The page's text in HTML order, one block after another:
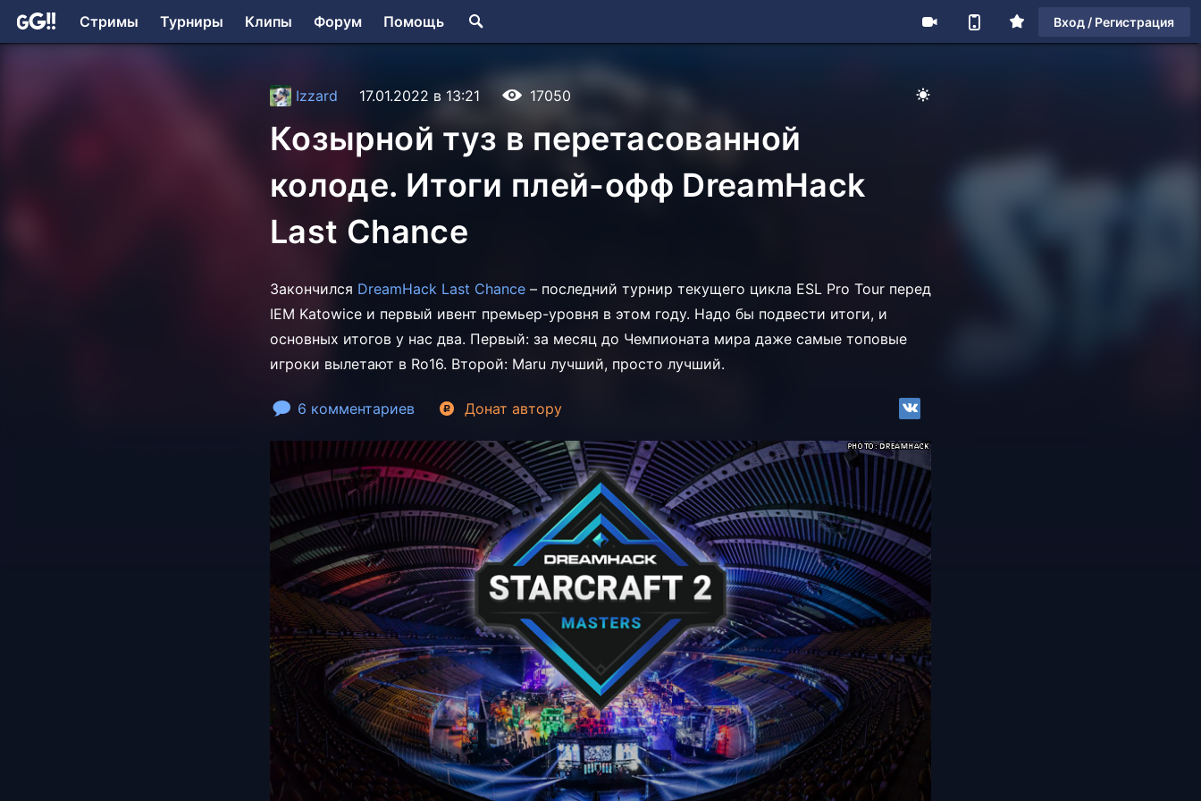
Стримы Турниры Клипы Форум Помощь Вход / Регистрация
Izzard 17.01.2022 в 13:21 17050
Козырной туз в перетасованной
колоде. Итоги плей-офф DreamHack
Last Chance
Закончился DreamHack Last Chance – последний турнир текущего цикла ESL Pro Tour перед
IEM Katowice и первый ивент премьер-уровня в этом году. Надо бы подвести итоги, и
основных итогов у нас два. Первый: за месяц до Чемпионата мира даже самые топовые
игроки вылетают в Ro16. Второй: Maru лучший, просто лучший.
6 комментариев Донат автору